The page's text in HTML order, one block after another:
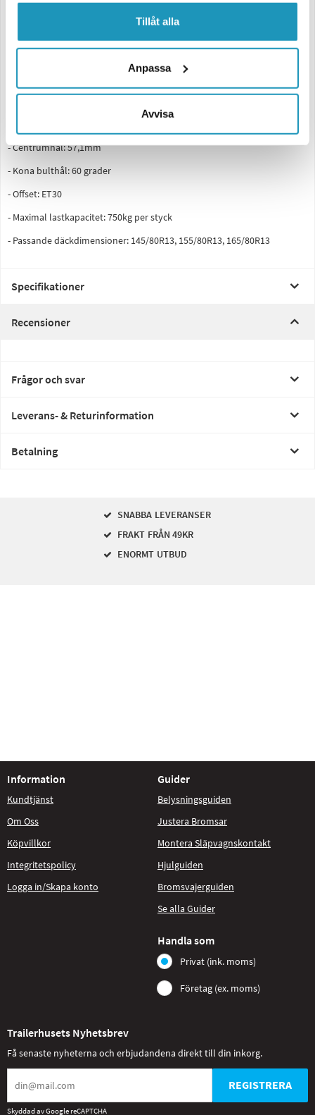
Tillåt alla
Anpassa
Avvisa
Tekniska specifikationer:
- Färg: Svart
- Centrumhål: 57,1mm
- Kona bulthål: 60 grader
- Offset: ET30
- Maximal lastkapacitet: 750kg per styck
- Passande däckdimensioner: 145/80R13, 155/80R13, 165/80R13
Specifikationer
Recensioner
Frågor och svar
Leverans- & Returinformation
Betalning
SNABBA LEVERANSER
FRAKT FRÅN 49KR
ENORMT UTBUD
Information
Kundtjänst
Om Oss
Köpvillkor
Integritetspolicy
Logga in/Skapa konto
Guider
Belysningsguiden
Justera Bromsar
Montera Släpvagnskontakt
Hjulguiden
Bromsvajerguiden
Se alla Guider
Handla som
Privat (ink. moms)
Företag (ex. moms)
Trailerhusets Nyhetsbrev
Få senaste nyheterna och erbjudandena direkt till din inkorg.
REGISTRERA
Skyddad av Google reCAPTCHA